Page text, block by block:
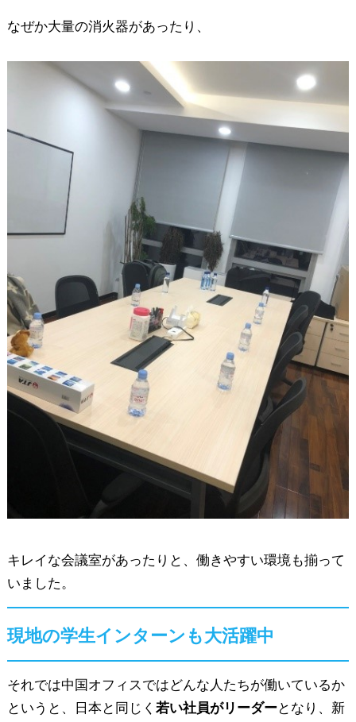
なぜか大量の消火器があったり、
キレイな会議室があったりと、働きやすい環境も揃って
いました。
現地の学生インターンも大活躍中
それでは中国オフィスではどんな人たちが働いているか
というと、日本と同じく 若い社員がリーダーとなり、新